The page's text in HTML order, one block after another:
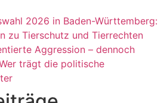
2026 in Baden-Württemberg:
zu Tierschutz und Tierrechten
Aggression – dennoch
trägt die politische